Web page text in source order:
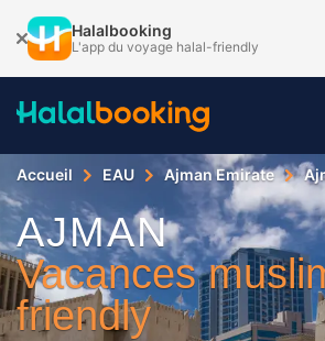
Halalbooking
L'app du voyage halal-friendly
Accueil EAU Ajman Emirate
AJMAN
Vacances
friendly